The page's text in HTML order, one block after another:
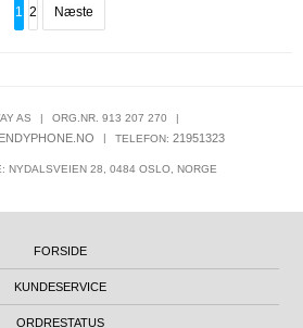
1 2 Næste
AS | ORG.NR. 913 207 270 |
| TELEFON: 21951323
NYDALSVEIEN 28, 0484 OSLO, NORGE
FORSIDE
KUNDESERVICE
ORDRESTATUS